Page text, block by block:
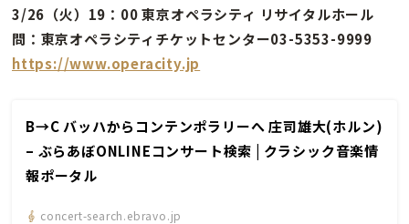
3/26（火）19：00 東京オペラシティ リサイタルホール
問：東京オペラシティチケットセンター03-5353-9999
https://www.operacity.jp
B→C バッハからコンテンポラリーへ 庄司雄大(ホルン)
– ぶらあぼONLINEコンサート検索 | クラシック音楽情
報ポータル
concert-search.ebravo.jp